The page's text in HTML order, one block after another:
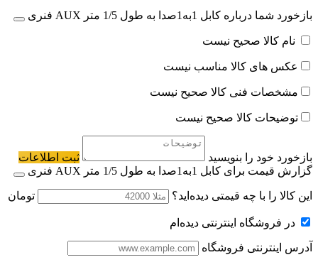
بازخورد شما درباره کابل 1به1صدا به طول 1/5 متر AUX فنری
نام کالا صحیح نیست
عکس های کالا مناسب نیست
مشخصات فنی کالا صحیح نیست
توضیحات کالا صحیح نیست
بازخورد خود را بنویسید
ثبت اطلاعات
گزارش قیمت برای کابل 1به1صدا به طول 1/5 متر AUX فنری
این کالا را با چه قیمتی دیده‌اید؟ تومان
در فروشگاه اینترنتی دیده‌ام
آدرس اینترنتی فروشگاه